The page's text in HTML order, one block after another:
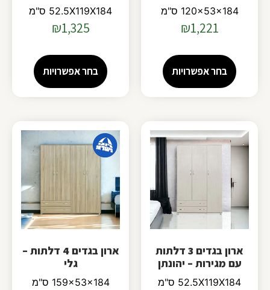
120x53x184 ס"מ
₪1,221
בחר אפשרויות
52.5X119X184 ס"מ
₪1,325
בחר אפשרויות
ארון בגדים 3 דלתות
עם מגירות – יהונתן
52.5X119X184 ס"מ
ארון בגדים 4 דלתות –
גלי
159x53x184 ס"מ